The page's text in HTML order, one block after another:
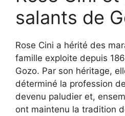
salants de
Rose Cini a hérité des
famille exploite depuis
Gozo. Par son héritage,
déterminé la profession
devenu paludier et,
ont maintenu la tradition